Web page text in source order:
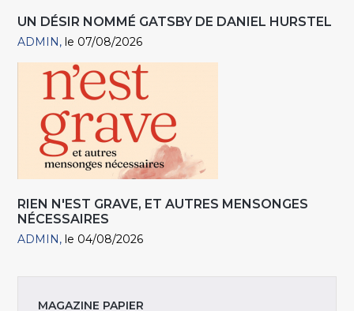
UN DÉSIR NOMMÉ GATSBY DE DANIEL HURSTEL
ADMIN le 07/08/2026
RIEN N'EST GRAVE, ET AUTRES MENSONGES
NÉCESSAIRES
ADMIN le 04/08/2026
MAGAZINE PAPIER